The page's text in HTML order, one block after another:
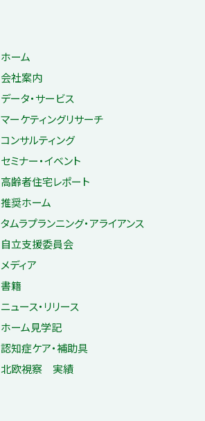
ホーム
会社案内
データ・サービス
マーケティングリサーチ
コンサルティング
セミナー・イベント
高齢者住宅レポート
推奨ホーム
タムラプランニング・アライアンス
自立支援委員会
メディア
書籍
ニュース・リリース
ホーム見学記
認知症ケア・補助具
北欧視察 実績